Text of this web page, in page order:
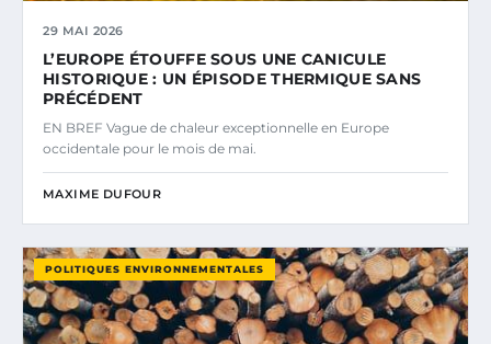
29 MAI 2026
L’EUROPE ÉTOUFFE SOUS UNE CANICULE
HISTORIQUE : UN ÉPISODE THERMIQUE SANS
PRÉCÉDENT
EN BREF Vague de chaleur exceptionnelle en Europe
occidentale pour le mois de mai.
MAXIME DUFOUR
POLITIQUES ENVIRONNEMENTALES